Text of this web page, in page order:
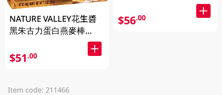
NATURE VALLEY花生醬
黑朱古力蛋白燕麥棒
$51.00
$56.00
Item code: 211466